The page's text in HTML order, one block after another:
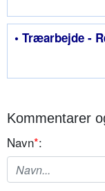
• Træarbejde -
Kommentarer
Navn*: